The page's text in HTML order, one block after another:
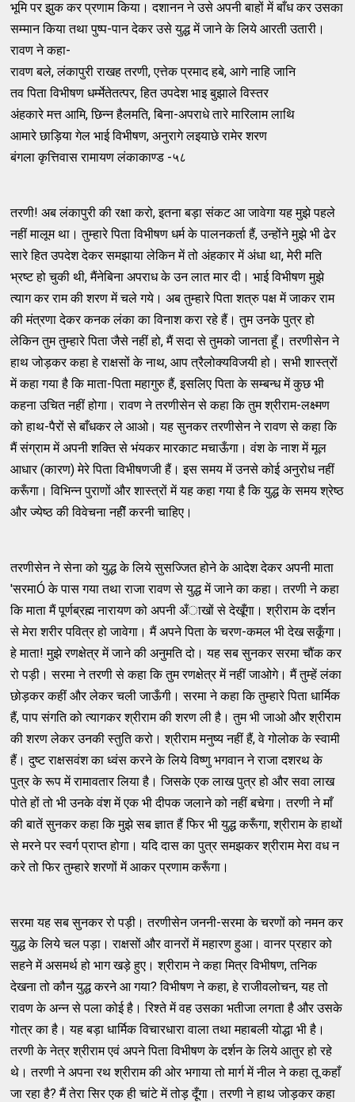
भूमि पर झुक कर प्रणाम किया। दशानन ने उसे अपनी बाहों में बाँध कर उसका
सम्मान किया तथा पुष्प-पान देकर उसे युद्ध में जाने के लिये आरती उतारी।
रावण ने कहा-
रावण बले, लंकापुरी राखह तरणी, एत्तेक प्रमाद हबे, आगे नाहि जानि
तव पिता विभीषण धर्म्मेतेतत्पर, हित उपदेश भाइ बुझाले विस्तर
अंहकारे मत्त आमि, छिन्न हैलमति, बिना-अपराधे तारे मारिलाम लाथि
आमारे छाड़िया गेल भाई विभीषण, अनुरागे लइयाछे रामेर शरण
बंगला कृत्तिवास रामायण लंकाकाण्ड -५८
तरणी! अब लंकापुरी की रक्षा करो, इतना बड़ा संकट आ जावेगा यह मुझे पहले
नहीं मालूम था। तुम्हारे पिता विभीषण धर्म के पालनकर्ता हैं, उन्होंने मुझे भी ढेर
सारे हित उपदेश देकर समझाया लेकिन में तो अंहकार में अंधा था, मेरी मति
भ्रष्ट हो चुकी थी, मैंनेबिना अपराध के उन लात मार दी। भाई विभीषण मुझे
त्याग कर राम की शरण में चले गये। अब तुम्हारे पिता शत्रु पक्ष में जाकर राम
की मंत्रणा देकर कनक लंका का विनाश करा रहे हैं। तुम उनके पुत्र हो
लेकिन तुम तुम्हारे पिता जैसे नहीं हो, मैं सदा से तुमको जानता हूँ। तरणीसेन ने
हाथ जोड़कर कहा हे राक्षसों के नाथ, आप त्रैलोक्यविजयी हो। सभी शास्त्रों
में कहा गया है कि माता-पिता महागुरु हैं, इसलिए पिता के सम्बन्ध में कुछ भी
कहना उचित नहीं होगा। रावण ने तरणीसेन से कहा कि तुम श्रीराम-लक्ष्मण
को हाथ-पैरों से बाँधकर ले आओ। यह सुनकर तरणीसेन ने रावण से कहा कि
मैं संग्राम में अपनी शक्ति से भंयकर मारकाट मचाऊँगा। वंश के नाश में मूल
आधार (कारण) मेरे पिता विभीषणजी हैं। इस समय में उनसे कोई अनुरोध नहीं
करूँगा। विभिन्न पुराणों और शास्त्रों में यह कहा गया है कि युद्ध के समय श्रेष्ठ
और ज्येष्ठ की विवेचना नहीें करनी चाहिए।
तरणीसेन ने सेना को युद्ध के लिये सुसज्जित होने के आदेश देकर अपनी माता
'सरमाÓ के पास गया तथा राजा रावण से युद्ध में जाने का कहा। तरणी ने कहा
कि माता मैं पूर्णब्रह्म नारायण को अपनी अँाखों से देखूँगा। श्रीराम के दर्शन
से मेरा शरीर पवित्र हो जावेगा। मैं अपने पिता के चरण-कमल भी देख सकूँगा।
हे माता! मुझे रणक्षेत्र में जाने की अनुमति दो। यह सब सुनकर सरमा चौंक कर
रो पड़ी। सरमा ने तरणी से कहा कि तुम रणक्षेत्र में नहीं जाओगे। मैं तुम्हें लंका
छोड़कर कहीं और लेकर चली जाऊँगी। सरमा ने कहा कि तुम्हारे पिता धार्मिक
हैं, पाप संगति को त्यागकर श्रीराम की शरण ली है। तुम भी जाओ और श्रीराम
की शरण लेकर उनकी स्तुति करो। श्रीराम मनुष्य नहीं हैं, वे गोलोक के स्वामी
हैं। दुष्ट राक्षसवंश का ध्वंस करने के लिये विष्णु भगवान ने राजा दशरथ के
पुत्र के रूप में रामावतार लिया है। जिसके एक लाख पुत्र हो और सवा लाख
पोते हों तो भी उनके वंश में एक भी दीपक जलाने को नहीं बचेगा। तरणी ने माँ
की बातें सुनकर कहा कि मुझे सब ज्ञात हैं फिर भी युद्ध करूँगा, श्रीराम के हाथों
से मरने पर स्वर्ग प्राप्त होगा। यदि दास का पुत्र समझकर श्रीराम मेरा वध न
करे तो फिर तुम्हारे शरणों में आकर प्रणाम करूँगा।
सरमा यह सब सुनकर रो पड़ी। तरणीसेन जननी-सरमा के चरणों को नमन कर
युद्ध के लिये चल पड़ा। राक्षसों और वानरों में महारण हुआ। वानर प्रहार को
सहने में असमर्थ हो भाग खड़े हुए। श्रीराम ने कहा मित्र विभीषण, तनिक
देखना तो कौन युद्ध करने आ गया? विभीषण ने कहा, हे राजीवलोचन, यह तो
रावण के अन्न से पला कोई है। रिश्ते में वह उसका भतीजा लगता है और उसके
गोत्र का है। यह बड़ा धार्मिक विचारधारा वाला तथा महाबली योद्धा भी है।
तरणी के नेत्र श्रीराम एवं अपने पिता विभीषण के दर्शन के लिये आतुर हो रहे
थे। तरणी ने अपना रथ श्रीराम की ओर भगाया तो मार्ग में नील ने कहा तू कहाँ
जा रहा है? मैं तेरा सिर एक ही चांटे में तोड़ दूँगा। तरणी ने हाथ जोड़कर कहा